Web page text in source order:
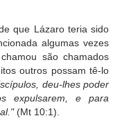
que Lázaro teria sido
algumas vezes
são chamados
outros possam tê-lo
deu-lhes poder
expulsarem, e para
(Mt 10:1).